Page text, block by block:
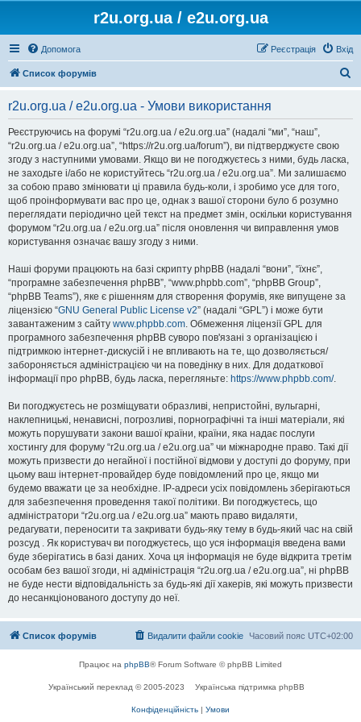
r2u.org.ua / e2u.org.ua
Допомога Вхід
Реєстрація
Список форумів
r2u.org.ua / e2u.org.ua - Умови використання
Реєструючись на форумі “r2u.org.ua / e2u.org.ua” (надалі “ми”, “наш”,
“r2u.org.ua / e2u.org.ua”, “https://r2u.org.ua/forum”), ви підтверджуєте свою
згоду з наступними умовами. Якщо ви не погоджуєтесь з ними, будь ласка,
не заходьте і/або не користуйтесь “r2u.org.ua / e2u.org.ua”. Ми залишаємо
за собою право змінювати ці правила будь-коли, і зробимо усе для того,
щоб проінформувати вас про це, однак з вашої сторони було б розумно
переглядати періодично цей текст на предмет змін, оскільки користування
форумом “r2u.org.ua / e2u.org.ua” після оновлення чи виправлення умов
користування означає вашу згоду з ними.
Наші форуми працюють на базі скрипту phpBB (надалі “вони”, “їхнє”,
“програмне забезпечення phpBB”, “www.phpbb.com”, “phpBB Group”,
“phpBB Teams”), яке є рішенням для створення форумів, яке випущене за
ліцензією “GNU General Public License v2” (надалі “GPL”) і може бути
завантаженим з сайту www.phpbb.com. Обмеження ліцензії GPL для
програмного забезпечення phpBB суворо пов'язані з організацією і
підтримкою інтернет-дискусій і не впливають на те, що дозволяється/
забороняється адміністрацією чи на поведінку в них. Для додаткової
інформації про phpBB, будь ласка, перегляньте: https://www.phpbb.com/.
Ви погоджуєтесь не розміщувати образливі, непристойні, вульгарні,
наклепницькі, ненависні, погрозливі, порнографічні та інші матеріали, які
можуть порушувати закони вашої країни, країни, яка надає послуги
хостингу для форуму “r2u.org.ua / e2u.org.ua” чи міжнародне право. Такі дії
можуть призвести до негайної і постійної відмови у доступі до форуму, при
цьому ваш інтернет-провайдер буде повідомлений про це, якщо ми
будемо вважати це за необхідне. IP-адреси усіх повідомлень зберігаються
для забезпечення проведення такої політики. Ви погоджуєтесь, що
адміністратори “r2u.org.ua / e2u.org.ua” мають право видаляти,
редагувати, переносити та закривати будь-яку тему в будь-який час на свій
розсуд . Як користувач ви погоджуєтесь, що уся інформація введена вами
буде зберігатись в базі даних. Хоча ця інформація не буде відкрита третім
особам без вашої згоди, ні адміністрація “r2u.org.ua / e2u.org.ua”, ні phpBB
не буде нести відповідальність за будь-які дії хакерів, які можуть призвести
до несанкціонованого доступу до неї.
Список форумів Часовий пояс UTC+02:00
Видалити файли cookie
Працює на phpBB® Forum Software © phpBB Limited
Український переклад © 2005-2023 Українська підтримка phpBB
Конфіденційність | Умови